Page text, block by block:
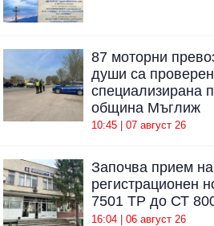
87 моторни
души са
специализирана
община Мъглиж
10:45 | 07 август 26
Започва прием
регистрационен
7501 ТР до СТ
16:04 | 06 август 26